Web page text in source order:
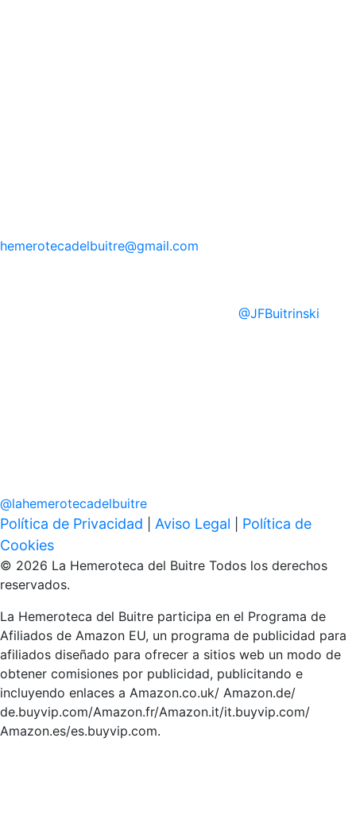
hemerotecadelbuitre@gmail.com
@JFBuitrinski
@lahemerotecadelbuitre
Política de Privacidad Aviso Legal
Política de
Cookies
© 2026 La Hemeroteca del Buitre Todos los derechos
reservados.
La Hemeroteca del Buitre participa en el Programa de
Afiliados de Amazon EU, un programa de publicidad para
afiliados diseñado para ofrecer a sitios web un modo de
obtener comisiones por publicidad, publicitando e
incluyendo enlaces a Amazon.co.uk/ Amazon.de/
de.buyvip.com/Amazon.fr/Amazon.it/it.buyvip.com/
Amazon.es/es.buyvip.com.